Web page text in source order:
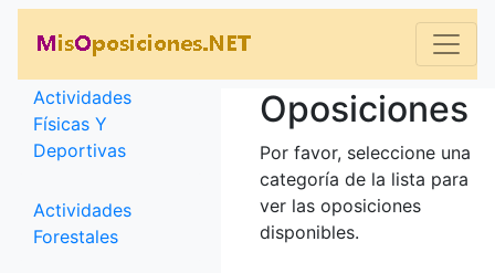
Categorías
Actividades
Físicas Y
Deportivas
Actividades
Forestales
Oposiciones
Por favor, seleccione una
categoría de la lista para
ver las oposiciones
disponibles.